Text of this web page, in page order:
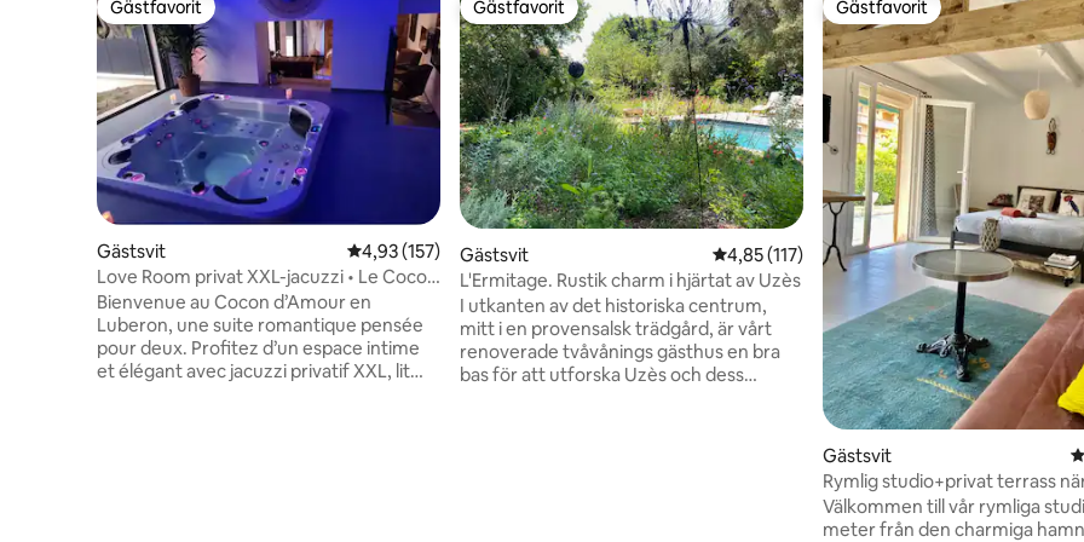
Gästfavorit
Gästfavorit
Gästsvit 4,93 av 5 i genomsnittligt betyg, 157 omdömen
4,93 (157)
Love Room privat XXL-jacuzzi • Le Cocon
d'Amour
Bienvenue au Cocon d’Amour en
Luberon, une suite romantique pensée
pour deux. Profitez d’un espace intime
et élégant avec jacuzzi privatif XXL, lit
Gästfavorit
Gästfavorit
Gästsvit 4,85 av 5 i genomsnittligt betyg, 117
4,85 (117)
L'Ermitage. Rustik charm i hjärtat av Uzès
I utkanten av det historiska centrum,
mitt i en provensalsk trädgård, är vårt
renoverade tvåvånings gästhus en bra
bas för att utforska Uzès och dess
Gästfavorit
Gästfavorit
Gästsvit
Rymlig studio+privat terrass
stränderna
Välkommen till vår rymliga
meter från den charmiga